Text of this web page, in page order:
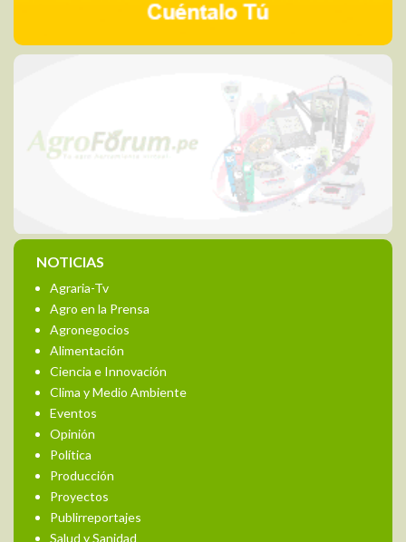
NOTICIAS
Agraria-Tv
Agro en la Prensa
Agronegocios
Alimentación
Ciencia e Innovación
Clima y Medio Ambiente
Eventos
Opinión
Política
Producción
Proyectos
Publirreportajes
Salud y Sanidad